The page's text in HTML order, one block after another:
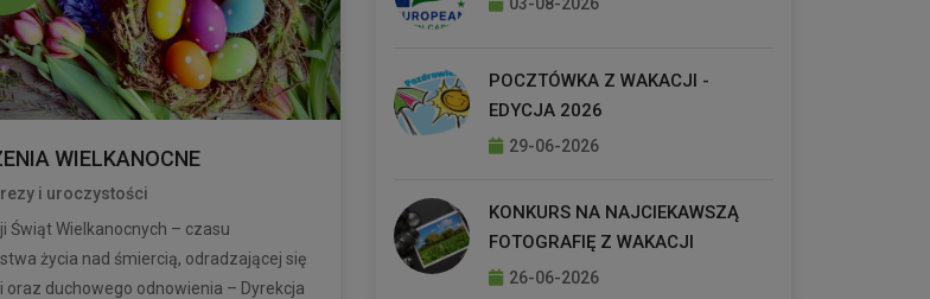
WIELKANOCNE
i uroczystości
Świąt Wielkanocnych – czasu
życia nad śmiercią, odradzającej się
oraz duchowego odnowienia – Dyrekcja
POCZTÓWKA Z WAKACJI -
EDYCJA 2026
29-06-2026
KONKURS NA NAJCIEKAWSZĄ
FOTOGRAFIĘ Z WAKACJI
26-06-2026